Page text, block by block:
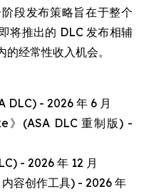
段发布策略旨在于整个
将推出的 DLC 发布相辅
经常性收入机会。
DLC) - 2026 年 6 月
》(ASA DLC 重制版) -
- 2026 年 12 月
容创作工具) - 2026 年